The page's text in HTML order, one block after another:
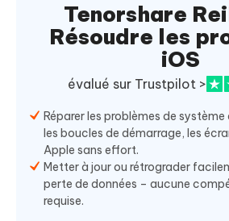
Tenorshare
Résoudre les
iOS
évalué sur Trustpilot >
Réparer les problèmes de
les boucles de démarrage, les
Apple sans effort.
Metter à jour ou rétrograder
perte de données – aucune
requise.